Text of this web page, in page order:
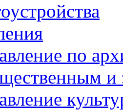
по
и